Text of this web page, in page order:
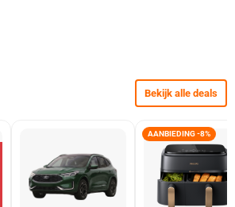
Bekijk alle deals
AANBIEDING -8%